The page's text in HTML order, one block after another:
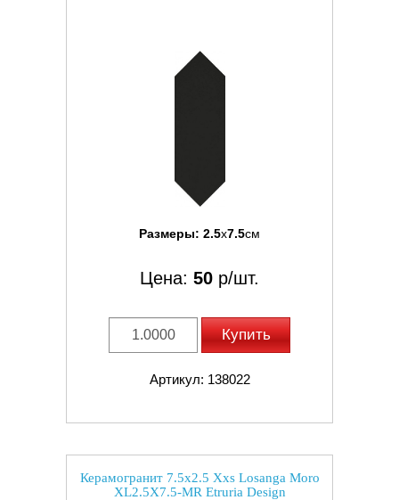
Размеры: 2.5x7.5см
Цена: 50 р/шт.
Купить
Артикул: 138022
Керамогранит 7.5x2.5 Xxs Losanga Moro
XL2.5X7.5-MR Etruria Design